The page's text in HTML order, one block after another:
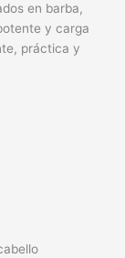
en barba,
y carga
práctica y